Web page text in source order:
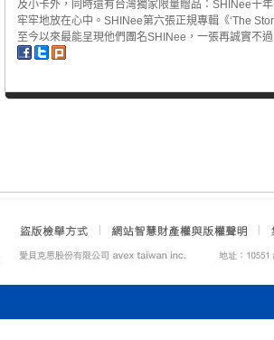
及小卡外，同時還有台灣獨家限量贈品：SHINee十
牢牢地放在心中。SHINee第六張正規專輯《‘The
至今以來最能呈現他們團名SHINee，一張再誠實不